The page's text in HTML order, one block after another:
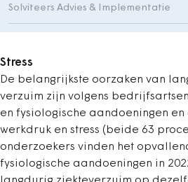
Solviteers Advies & Implementatie
Stress
De belangrijkste oorzaken van
verzuim zijn volgens
en fysiologische aandoeningen
werkdruk en stress (beide 63
onderzoekers vinden het
fysiologische aandoeningen in